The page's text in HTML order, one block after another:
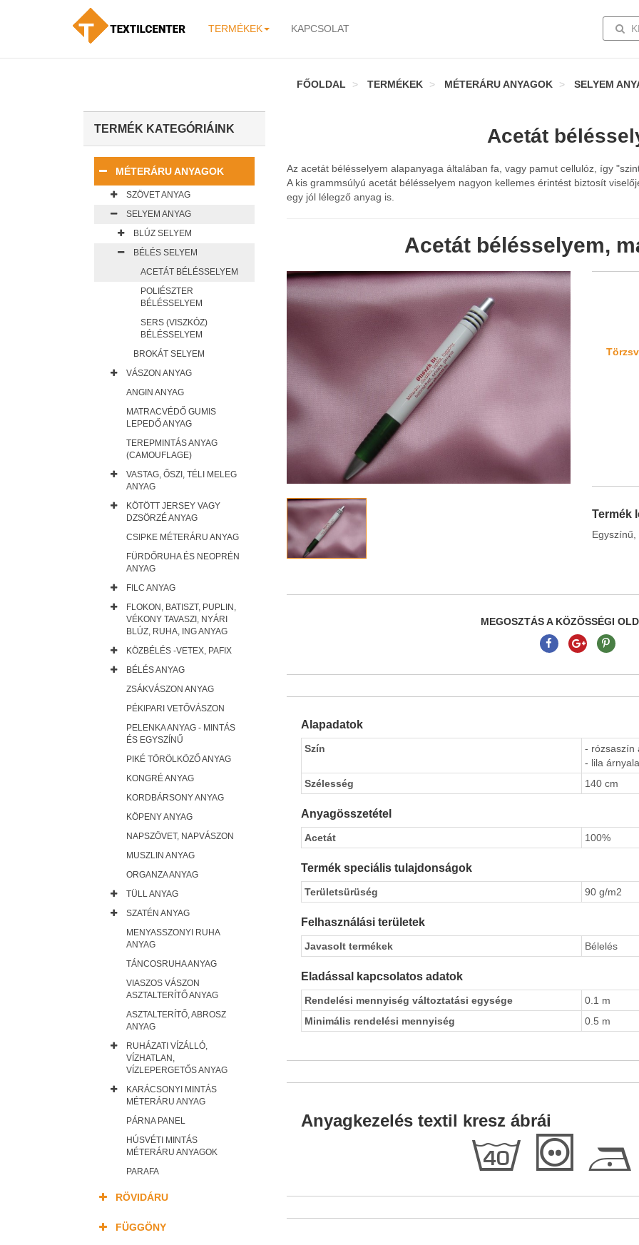
TERMÉKEK KAPCSOLAT
FŐOLDAL TERMÉKEK MÉTERÁRU ANYAGOK SELYEM
Acetát
Az acetát bélésselyem alapanyaga általában fa, vagy pamut cellulóz, így
A kis grammsúlyú acetát bélésselyem nagyon kellemes érintést biztosít
egy jól lélegző anyag is.
Acetát bélésselyem,
Termék
Egyszínű,
MEGOSZTÁS A KÖZÖSSÉGI
Alapadatok
Szín
- rózsaszín
- lila
Szélesség
140 cm
Anyagösszetétel
Acetát 100%
Termék speciális tulajdonságok
Területsürüség 90 g/m2
Felhasználási területek
Javasolt termékek Bélelés
Eladással kapcsolatos adatok
Rendelési mennyiség változtatási egysége
0.1 m
Minimális rendelési mennyiség
0.5 m
Anyagkezelés textil kresz ábrái
h T D
TERMÉK KATEGÓRIÁINK
MÉTERÁRU ANYAGOK
SZÖVET ANYAG
SELYEM ANYAG
BLÚZ SELYEM
BÉLÉS SELYEM
ACETÁT BÉLÉSSELYEM
POLIÉSZTER
BÉLÉSSELYEM
SERS (VISZKÓZ)
BÉLÉSSELYEM
BROKÁT SELYEM
VÁSZON ANYAG
ANGIN ANYAG
MATRACVÉDŐ GUMIS
LEPEDŐ ANYAG
TEREPMINTÁS ANYAG
(CAMOUFLAGE)
VASTAG, ŐSZI, TÉLI MELEG
ANYAG
KÖTÖTT JERSEY VAGY
DZSÖRZÉ ANYAG
CSIPKE MÉTERÁRU ANYAG
FÜRDŐRUHA ÉS NEOPRÉN
ANYAG
FILC ANYAG
FLOKON, BATISZT, PUPLIN,
VÉKONY TAVASZI, NYÁRI
BLÚZ, RUHA, ING ANYAG
KÖZBÉLÉS -VETEX, PAFIX
BÉLÉS ANYAG
ZSÁKVÁSZON ANYAG
PÉKIPARI VETŐVÁSZON
PELENKA ANYAG - MINTÁS
ÉS EGYSZÍNŰ
PIKÉ TÖRÖLKÖZŐ ANYAG
KONGRÉ ANYAG
KORDBÁRSONY ANYAG
KÖPENY ANYAG
NAPSZÖVET, NAPVÁSZON
MUSZLIN ANYAG
ORGANZA ANYAG
TÜLL ANYAG
SZATÉN ANYAG
MENYASSZONYI RUHA
ANYAG
TÁNCOSRUHA ANYAG
VIASZOS VÁSZON
ASZTALTERÍTŐ ANYAG
ASZTALTERÍTŐ, ABROSZ
ANYAG
RUHÁZATI VÍZÁLLÓ,
VÍZHATLAN,
VÍZLEPERGETŐS ANYAG
KARÁCSONYI MINTÁS
MÉTERÁRU ANYAG
PÁRNA PANEL
HÚSVÉTI MINTÁS
MÉTERÁRU ANYAGOK
PARAFA
RÖVIDÁRU
FÜGGÖNY